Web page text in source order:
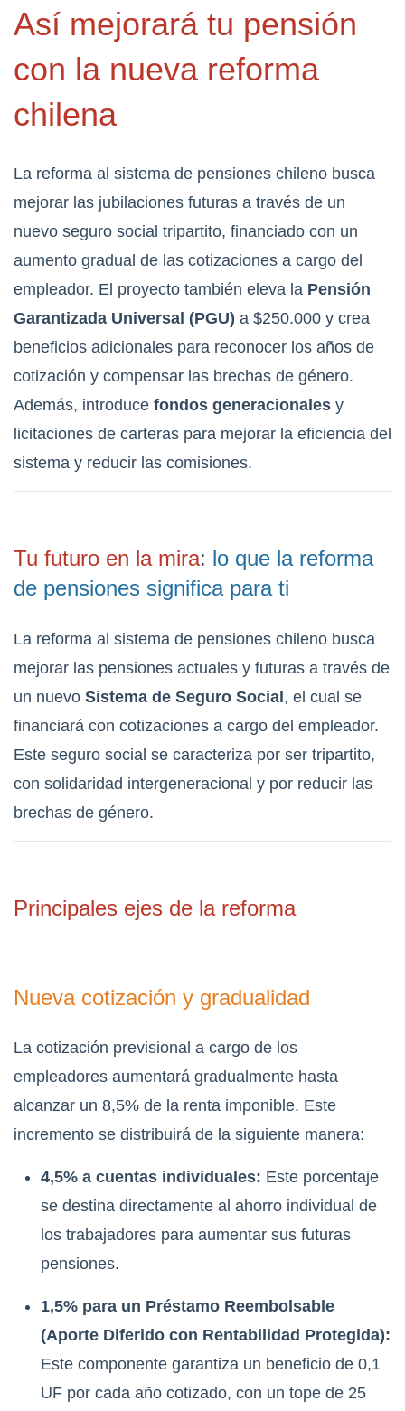
Así mejorará tu pensión
con la nueva reforma
chilena
La reforma al sistema de pensiones chileno busca
mejorar las jubilaciones futuras a través de un
nuevo seguro social tripartito, financiado con un
aumento gradual de las cotizaciones a cargo del
empleador. El proyecto también eleva la Pensión
Garantizada Universal (PGU) a $250.000 y crea
beneficios adicionales para reconocer los años de
cotización y compensar las brechas de género.
Además, introduce fondos generacionales y
licitaciones de carteras para mejorar la eficiencia del
sistema y reducir las comisiones.
Tu futuro en la mira: lo que la reforma
de pensiones significa para ti
La reforma al sistema de pensiones chileno busca
mejorar las pensiones actuales y futuras a través de
un nuevo Sistema de Seguro Social , el cual se
financiará con cotizaciones a cargo del empleador.
Este seguro social se caracteriza por ser tripartito,
con solidaridad intergeneracional y por reducir las
brechas de género.
Principales ejes de la reforma
Nueva cotización y gradualidad
La cotización previsional a cargo de los
empleadores aumentará gradualmente hasta
alcanzar un 8,5% de la renta imponible. Este
incremento se distribuirá de la siguiente manera:
4,5% a cuentas individuales: Este porcentaje
se destina directamente al ahorro individual de
los trabajadores para aumentar sus futuras
pensiones.
1,5% para un Préstamo Reembolsable
(Aporte Diferido con Rentabilidad Protegida):
Este componente garantiza un beneficio de 0,1
UF por cada año cotizado, con un tope de 25